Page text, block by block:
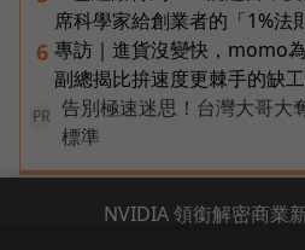
席科學家給創業者的「1%法
6 專訪｜進貨沒變快，momo
副總揭比拚速度更棘手的缺
PR
告別極速迷思！台灣大哥大
標準
NVIDIA 領銜解密商業